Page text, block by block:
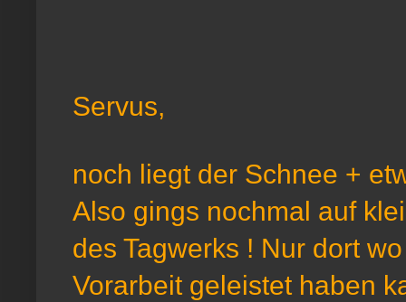
Servus,
noch liegt der Schnee +
Also gings nochmal auf
des Tagwerks ! Nur dort
Vorarbeit geleistet haben